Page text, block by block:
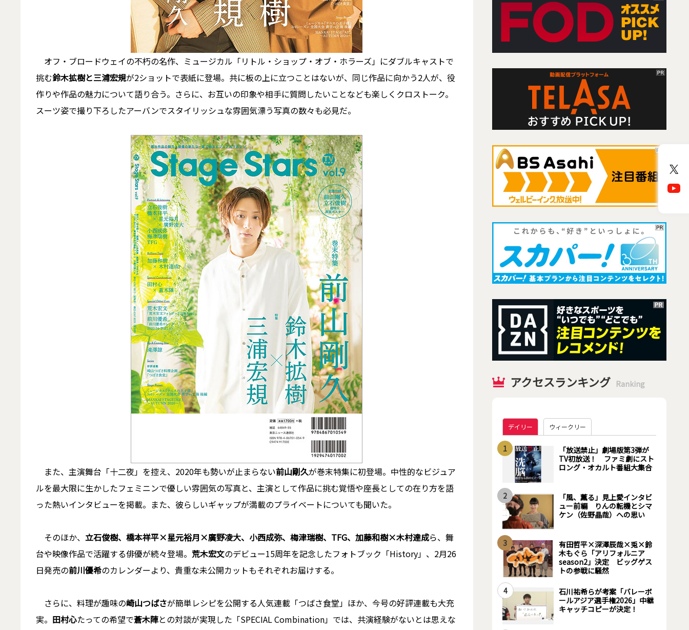
オフ・ブロードウェイの不朽の名作、ミュージカル「リトル・ショップ・オブ・ホラーズ」にダブルキャストで
挑む鈴木拡樹と三浦宏規が2ショットで表紙に登場。共に板の上に立つことはないが、同じ作品に向かう2人が、役
作りや作品の魅力について語り合う。さらに、お互いの印象や相手に質問したいことなども楽しくクロストーク。
スーツ姿で撮り下ろしたアーバンでスタイリッシュな雰囲気漂う写真の数々も必見だ。
また、主演舞台「十二夜」を控え、2020年も勢いが止まらない前山剛久が巻末特集に初登場。中性的なビジュア
ルを最大限に生かしたフェミニンで優しい雰囲気の写真と、主演として作品に挑む覚悟や座長としての在り方を語
った熱いインタビューを掲載。また、彼らしいギャップが満載のプライベートについても聞いた。
そのほか、 立石俊樹、橋本祥平×星元裕月×廣野凌大、小西成弥、梅津瑞樹、TFG、加藤和樹×木村達成ら、舞
台や映像作品で活躍する俳優が続々登場。 荒木宏文のデビュー15周年を記念したフォトブック「History」、2月26
日発売の前川優希のカレンダーより、貴重な未公開カットもそれぞれお届けする。
さらに、料理が趣味の崎山つばさが簡単レシピを公開する人気連載「つばさ食堂」ほか、今号の好評連載も大充
実。 田村心たっての希望で蒼木陣との対談が実現した「SPECIAL Combination」では、共演経験がないとは思えな
アクセスランキング Ranking
デイリー ウィークリー
1
「放送禁止」劇場版第3弾が
TV初放送！ ファミ劇にスト
ロング・オカルト番組大集合
2
「風、薫る」見上愛インタビ
ュー前編 りんの転機とシマ
ケン（佐野晶哉）への思い
3
有田哲平×深澤辰哉×兎×鈴
木もぐら「アリフォルニア
season2」決定 ビッグゲス
トの参戦に騒然
4
石川祐希らが考案「バレーボ
ールアジア選手権2026」中継
キャッチコピーが決定！